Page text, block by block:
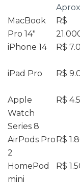
MacBook
Pro 14″
R$
iPhone 14
R$
iPad Pro
R$
Apple
Watch
Series 8
R$
AirPods Pro
2
R$
HomePod
mini
R$